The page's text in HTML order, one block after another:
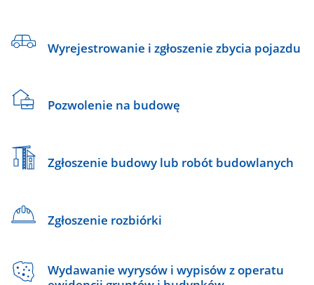
Wyrejestrowanie i zgłoszenie zbycia pojazdu
Pozwolenie na budowę
Zgłoszenie budowy lub robót budowlanych
Zgłoszenie rozbiórki
Wydawanie wyrysów i wypisów z operatu